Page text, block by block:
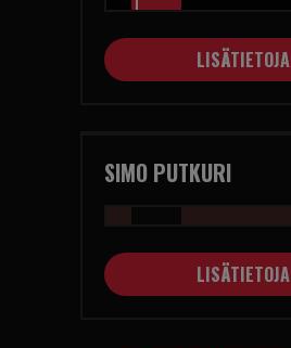
LISÄTIETOJA
SIMO PUTKURI
LISÄTIETOJA